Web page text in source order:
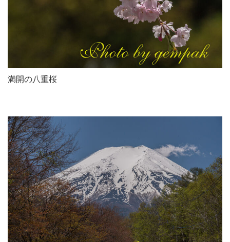
満開の八重桜